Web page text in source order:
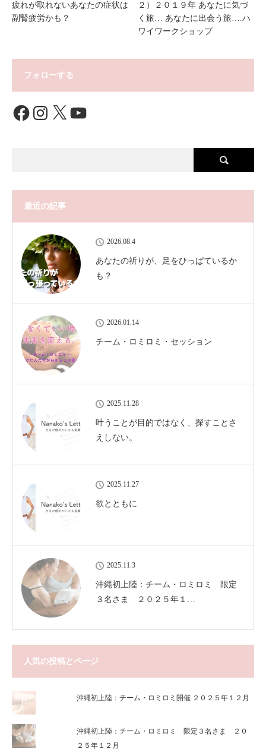
疲れが取れないあなたの症状は
副腎疲労かも？
２）２０１９年 あなたに気づ
く旅… あなたに出会う旅….ハ
ワイワークショップ
フォローする
FacebookInstagram
X YouTube
最近の記事
2026.08.4
あなたの祈りが、足をひっぱているか
も？
2026.01.14
チーム・ロミロミ・セッション
2025.11.28
叶うことが目的ではなく、探すことさ
えしない。
2025.11.27
欲とともに
2025.11.3
沖縄初上陸：チーム・ロミロミ 限定
３名さま ２０２５年１…
人気の投稿とページ
沖縄初上陸：チーム・ロミロミ開催 ２０２５年１２月
沖縄初上陸：チーム・ロミロミ 限定３名さま ２０
２５年１２月